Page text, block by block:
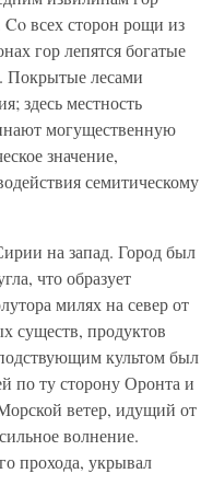
всех сторон рощи из
гор лепятся богатые
Покрытые лесами
здесь местность
могущественную
значение,
семитическому
на запад. Город был
что образует
милях на север от
существ, продуктов
культом был
по ту сторону Оронта и
ветер, идущий от
волнение.
прохода, укрывал